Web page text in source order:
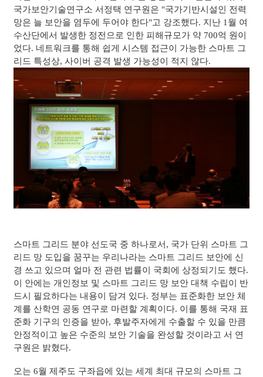
국가보안기술연구소 서정택 연구원은 "국가기반시설인 전력
망은 늘 보안을 염두에 두어야 한다"고 강조했다. 지난 1월 여
수산단에서 발생한 정전으로 인한 피해규모가 약 700억 원이
었다. 네트워크를 통해 쉽게 시스템 접근이 가능한 스마트 그
리드 특성상, 사이버 공격 발생 가능성이 적지 않다.
스마트 그리드 분야 선도국 중 하나로서, 국가 단위 스마트 그
리드 망 도입을 꿈꾸는 우리나라는 스마트 그리드 보안에 신
경 쓰고 있으며 얼마 전 관련 법률이 국회에 상정되기도 했다.
이 안에는 개인정보 및 스마트 그리드 망 보안 대책 수립이 반
드시 필요하다는 내용이 담겨 있다. 정부는 표준화한 보안 체
계를 산학연 공동 연구로 마련할 계획이다. 이를 통해 국재 표
준화 기구의 인증을 받아, 후발주자에게 수출할 수 있을 만큼
안정적이고 높은 수준의 보안 기술을 완성할 것이라고 서 연
구원은 밝혔다.
오는 6월 제주도 구좌읍에 있는 세계 최대 규모의 스마트 그